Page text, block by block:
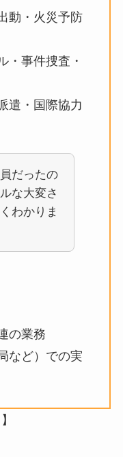
動・火災予防
・事件捜査・
遣・国際協力
だったの
な大変さ
わかりま
の業務
など）での実